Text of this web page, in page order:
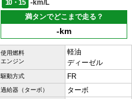
10・15
-km/L
満タンでどこまで走る？
-km
使用燃料
エンジン
軽油
ディーゼル
駆動方式 FR
過給器（ターボ） ターボ